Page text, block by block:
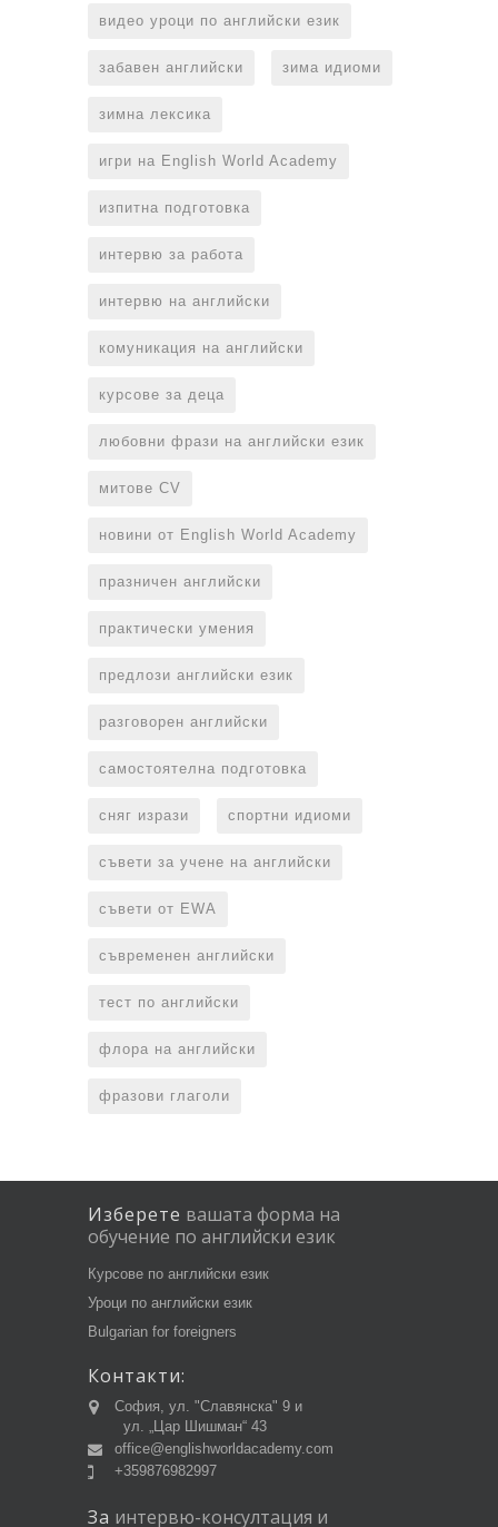
видео уроци по английски език
забавен английски зима идиоми
зимна лексика
игри на English World Academy
изпитна подготовка
интервю за работа
интервю на английски
комуникация на английски
курсове за деца
любовни фрази на английски език
митове CV
новини от English World Academy
празничен английски
практически умения
предлози английски език
разговорен английски
самостоятелна подготовка
сняг изрази спортни идиоми
съвети за учене на английски
съвети от EWA
съвременен английски
тест по английски
флора на английски
фразови глаголи
Изберете вашата форма на
обучение по английски език
Курсове по английски език
Уроци по английски език
Bulgarian for foreigners
Контакти:
София, ул. "Славянска" 9 и
ул. „Цар Шишман“ 43
office@englishworldacademy.com
+359876982997
За интервю-консултация и